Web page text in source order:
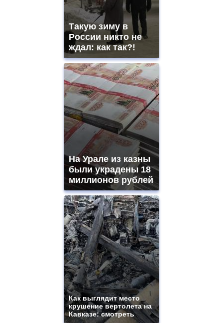
Такую зиму в
России никто не
ждал: как так?!
На Урале из казны
были украдены 18
миллионов рублей
Как выглядит место
крушение вертолета на
Кавказе: смотреть